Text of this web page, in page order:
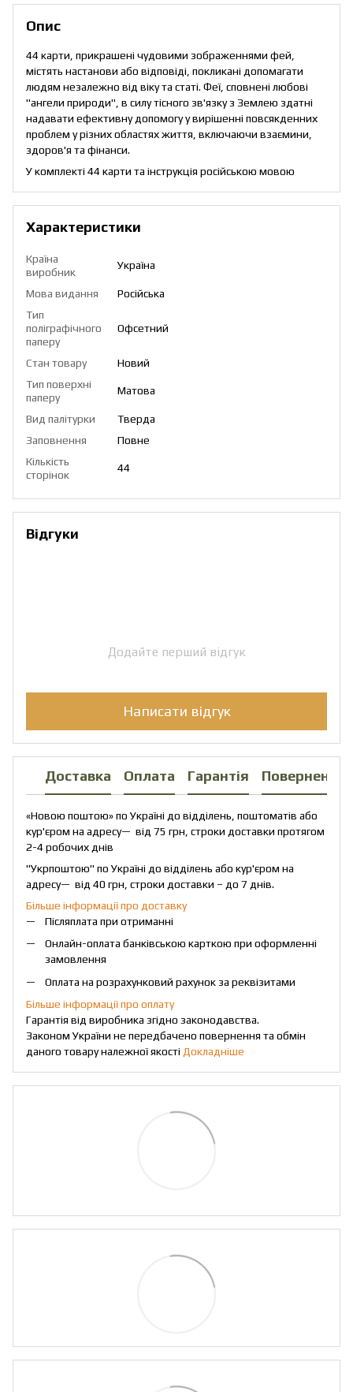
Опис
44 карти, прикрашені чудовими зображеннями фей,
містять настанови або відповіді, покликані допомагати
людям незалежно від віку та статі. Феї, сповнені любові
"ангели природи", в силу тісного зв'язку з Землею здатні
надавати ефективну допомогу у вирішенні повсякденних
проблем у різних областях життя, включаючи взаємини,
здоров'я та фінанси.
У комплекті 44 карти та інструкція російською мовою
Характеристики
Країна
виробник
Україна
Мова видання
Російська
Тип
поліграфічного
паперу
Офсетний
Стан товару
Новий
Тип поверхні
паперу
Матова
Вид палітурки
Тверда
Заповнення
Повне
Кількість
сторінок
44
Відгуки
Додайте перший відгук
Написати відгук
Доставка Оплата Гарантія Повернення
«Новою поштою» по Україні до відділень, поштоматів або
кур'єром на адресу— від 75 грн, строки доставки протягом
2-4 робочих днів
"Укрпоштою" по Україні до відділень або кур'єром на
адресу— від 40 грн, строки доставки – до 7 днів.
Більше інформації про доставку
Післяплата при отриманні
Онлайн-оплата банківською карткою при оформленні
замовлення
Оплата на розрахунковий рахунок за реквізитами
Більше інформації про оплату
Гарантія від виробника згідно законодавства.
Законом України не передбачено повернення та обмін
даного товару належної якості Докладніше